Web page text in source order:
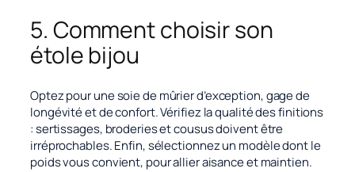
5. Comment choisir son
étole bijou
Optez pour une soie de mûrier d’exception, gage de
longévité et de confort. Vérifiez la qualité des finitions
: sertissages, broderies et cousus doivent être
irréprochables. Enfin, sélectionnez un modèle dont le
poids vous convient, pour allier aisance et maintien.